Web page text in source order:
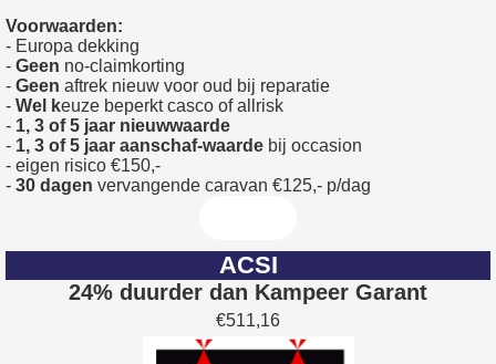
Voorwaarden:
- Europa dekking
- Geen no-claimkorting
- Geen aftrek nieuw voor oud bij reparatie
- Wel keuze beperkt casco of allrisk
- 1, 3 of 5 jaar nieuwwaarde
- 1, 3 of 5 jaar aanschaf-waarde bij occasion
- eigen risico €150,-
- 30 dagen vervangende caravan €125,- p/dag
ACSI
24% duurder dan Kampeer Garant
€511,16